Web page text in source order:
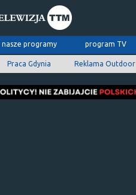
nasze programy program TV
Praca Gdynia Reklama Outdoor